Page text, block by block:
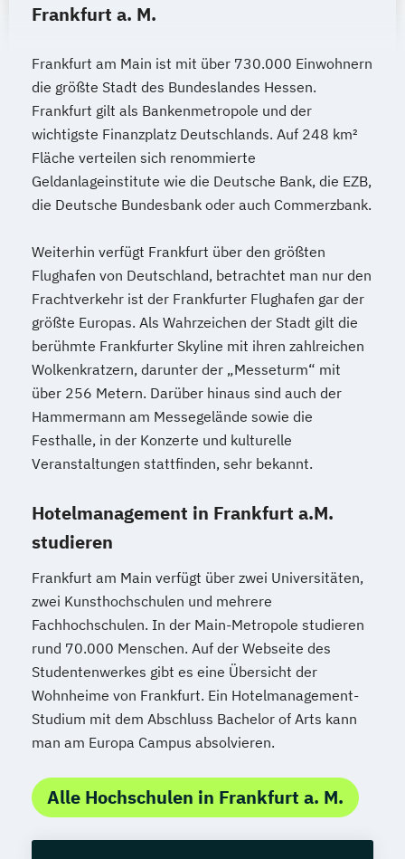
Frankfurt a. M.
Frankfurt am Main ist mit über 730.000 Einwohnern
die größte Stadt des Bundeslandes Hessen.
Frankfurt gilt als Bankenmetropole und der
wichtigste Finanzplatz Deutschlands. Auf 248 km²
Fläche verteilen sich renommierte
Geldanlageinstitute wie die Deutsche Bank, die EZB,
die Deutsche Bundesbank oder auch Commerzbank.
Weiterhin verfügt Frankfurt über den größten
Flughafen von Deutschland, betrachtet man nur den
Frachtverkehr ist der Frankfurter Flughafen gar der
größte Europas. Als Wahrzeichen der Stadt gilt die
berühmte Frankfurter Skyline mit ihren zahlreichen
Wolkenkratzern, darunter der „Messeturm“ mit
über 256 Metern. Darüber hinaus sind auch der
Hammermann am Messegelände sowie die
Festhalle, in der Konzerte und kulturelle
Veranstaltungen stattfinden, sehr bekannt.
Hotelmanagement in Frankfurt a.M.
studieren
Frankfurt am Main verfügt über zwei Universitäten,
zwei Kunsthochschulen und mehrere
Fachhochschulen. In der Main-Metropole studieren
rund 70.000 Menschen. Auf der Webseite des
Studentenwerkes gibt es eine Übersicht der
Wohnheime von Frankfurt. Ein Hotelmanagement-
Studium mit dem Abschluss Bachelor of Arts kann
man am Europa Campus absolvieren.
Alle Hochschulen in Frankfurt a. M.